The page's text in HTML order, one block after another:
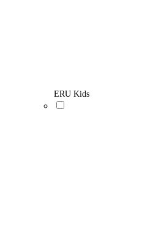
ERU Kids